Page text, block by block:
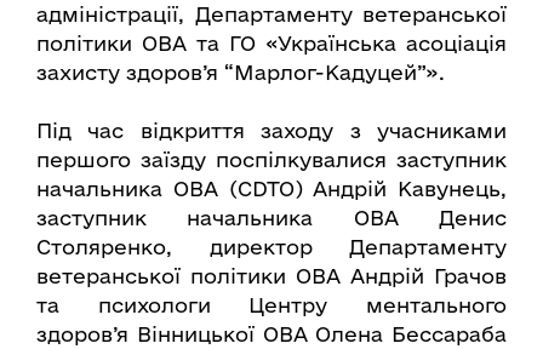
адміністрації, Департаменту ветеранської
політики ОВА та ГО «Українська асоціація
захисту здоров’я “Марлог-Кадуцей”».
Під час відкриття заходу з учасниками
першого заїзду поспілкувалися заступник
начальника ОВА (CDTO) Андрій Кавунець,
заступник начальника ОВА Денис
Столяренко, директор Департаменту
ветеранської політики ОВА Андрій Грачов
та психологи Центру ментального
здоров’я Вінницької ОВА Олена Бессараба